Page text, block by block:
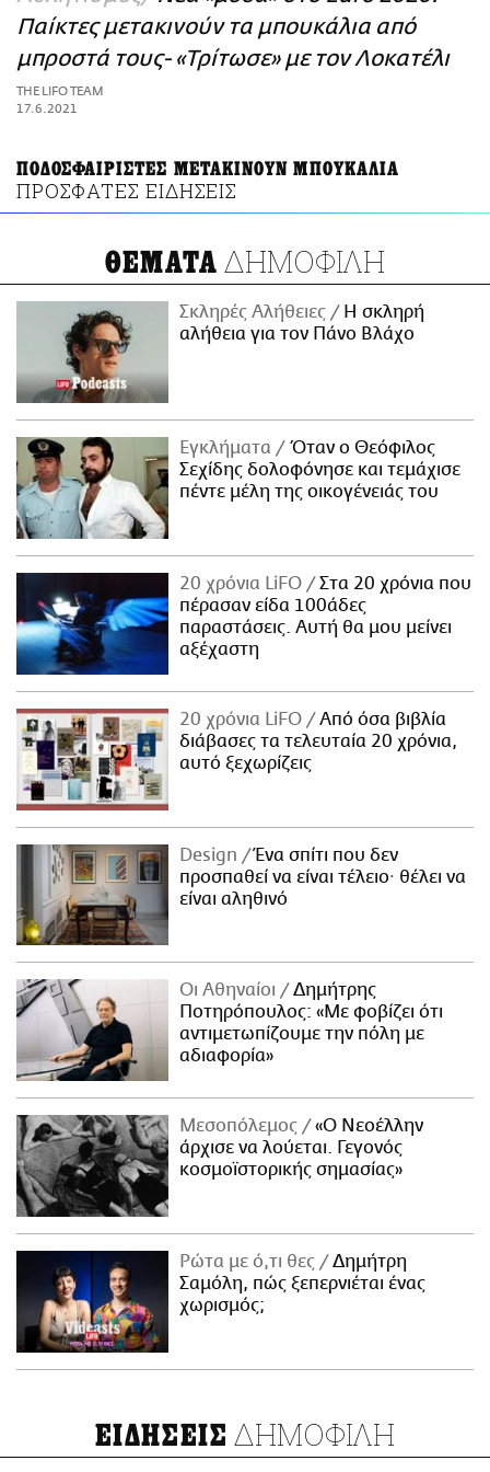
ΑΜΠΑ
PRINT
Παίκτες μετακινούν τα μπουκάλια από
μπροστά τους- «Τρίτωσε» με τον Λοκατέλι
THE LIFO TEAM
17.6.2021
ΠΟΔΟΣΦΑΙΡΙΣΤΕΣ ΜΕΤΑΚΙΝΟΥΝ ΜΠΟΥΚΑΛΙΑ
ΠΡΟΣΦΑΤΕΣ ΕΙΔΗΣΕΙΣ
ΘΕΜΑΤΑ ΔΗΜΟΦΙΛΗ
Σκληρές Αλήθειες
H σκληρή
αλήθεια για τον Πάνο Βλάχο
Εγκλήματα
Όταν ο Θεόφιλος
Σεχίδης δολοφόνησε και τεμάχισε
πέντε μέλη της οικογένειάς του
20 χρόνια LiFO
Στα 20 χρόνια που
πέρασαν είδα 100άδες
παραστάσεις. Αυτή θα μου μείνει
αξέχαστη
20 χρόνια LiFO
Από όσα βιβλία
διάβασες τα τελευταία 20 χρόνια,
αυτό ξεχωρίζεις
Design
Ένα σπίτι που δεν
προσπαθεί να είναι τέλειο· θέλει να
είναι αληθινό
Οι Αθηναίοι
Δημήτρης
Ποτηρόπουλος: «Με φοβίζει ότι
αντιμετωπίζουμε την πόλη με
αδιαφορία»
Μεσοπόλεμος
«Ο Νεοέλλην
άρχισε να λούεται. Γεγονός
κοσμοϊστορικής σημασίας»
Ρώτα με ό,τι θες
Δημήτρη
Σαμόλη, πώς ξεπερνιέται ένας
χωρισμός;
ΕΙΔΗΣΕΙΣ ΔΗΜΟΦΙΛΗ